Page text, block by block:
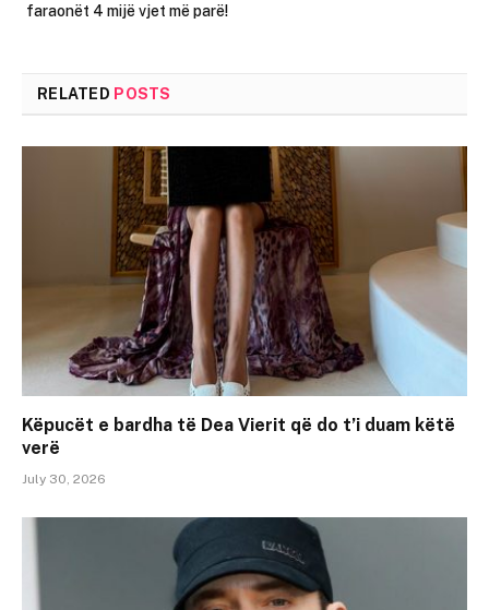
faraonët 4 mijë vjet më parë!
RELATED POSTS
Këpucët e bardha të Dea Vierit që do t’i duam këtë
verë
July 30, 2026